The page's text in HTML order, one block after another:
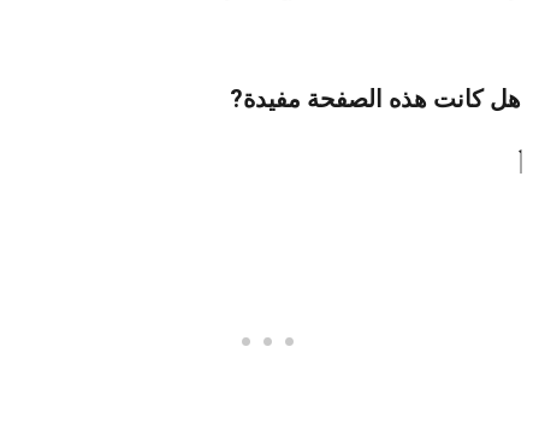
هل كانت هذه الصفحة مفيدة?